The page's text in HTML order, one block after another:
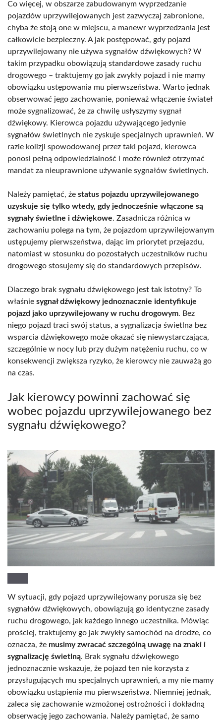
Co więcej, w obszarze zabudowanym wyprzedzanie
pojazdów uprzywilejowanych jest zazwyczaj zabronione,
chyba że stoją one w miejscu, a manewr wyprzedzania jest
całkowicie bezpieczny. A jak postępować, gdy pojazd
uprzywilejowany nie używa sygnałów dźwiękowych? W
takim przypadku obowiązują standardowe zasady ruchu
drogowego – traktujemy go jak zwykły pojazd i nie mamy
obowiązku ustępowania mu pierwszeństwa. Warto jednak
obserwować jego zachowanie, ponieważ włączenie świateł
może sygnalizować, że za chwilę usłyszymy sygnał
dźwiękowy. Kierowca pojazdu używającego jedynie
sygnałów świetlnych nie zyskuje specjalnych uprawnień. W
razie kolizji spowodowanej przez taki pojazd, kierowca
ponosi pełną odpowiedzialność i może również otrzymać
mandat za nieuprawnione używanie sygnałów świetlnych.
Należy pamiętać, że status pojazdu uprzywilejowanego
uzyskuje się tylko wtedy, gdy jednocześnie włączone są
sygnały świetlne i dźwiękowe. Zasadnicza różnica w
zachowaniu polega na tym, że pojazdom uprzywilejowanym
ustępujemy pierwszeństwa, dając im priorytet przejazdu,
natomiast w stosunku do pozostałych uczestników ruchu
drogowego stosujemy się do standardowych przepisów.
Dlaczego brak sygnału dźwiękowego jest tak istotny? To
właśnie sygnał dźwiękowy jednoznacznie identyfikuje
pojazd jako uprzywilejowany w ruchu drogowym. Bez
niego pojazd traci swój status, a sygnalizacja świetlna bez
wsparcia dźwiękowego może okazać się niewystarczająca,
szczególnie w nocy lub przy dużym natężeniu ruchu, co w
konsekwencji zwiększa ryzyko, że kierowcy nie zauważą go
na czas.
Jak kierowcy powinni zachować się
wobec pojazdu uprzywilejowanego bez
sygnału dźwiękowego?
W sytuacji, gdy pojazd uprzywilejowany porusza się bez
sygnałów dźwiękowych, obowiązują go identyczne zasady
ruchu drogowego, jak każdego innego uczestnika. Mówiąc
prościej, traktujemy go jak zwykły samochód na drodze, co
oznacza, że musimy zwracać szczególną uwagę na znaki i
sygnalizację świetlną. Brak sygnału dźwiękowego
jednoznacznie wskazuje, że pojazd ten nie korzysta z
przysługujących mu specjalnych uprawnień, a my nie mamy
obowiązku ustąpienia mu pierwszeństwa. Niemniej jednak,
zaleca się zachowanie wzmożonej ostrożności i dokładną
obserwację jego zachowania. Należy pamiętać, że samo